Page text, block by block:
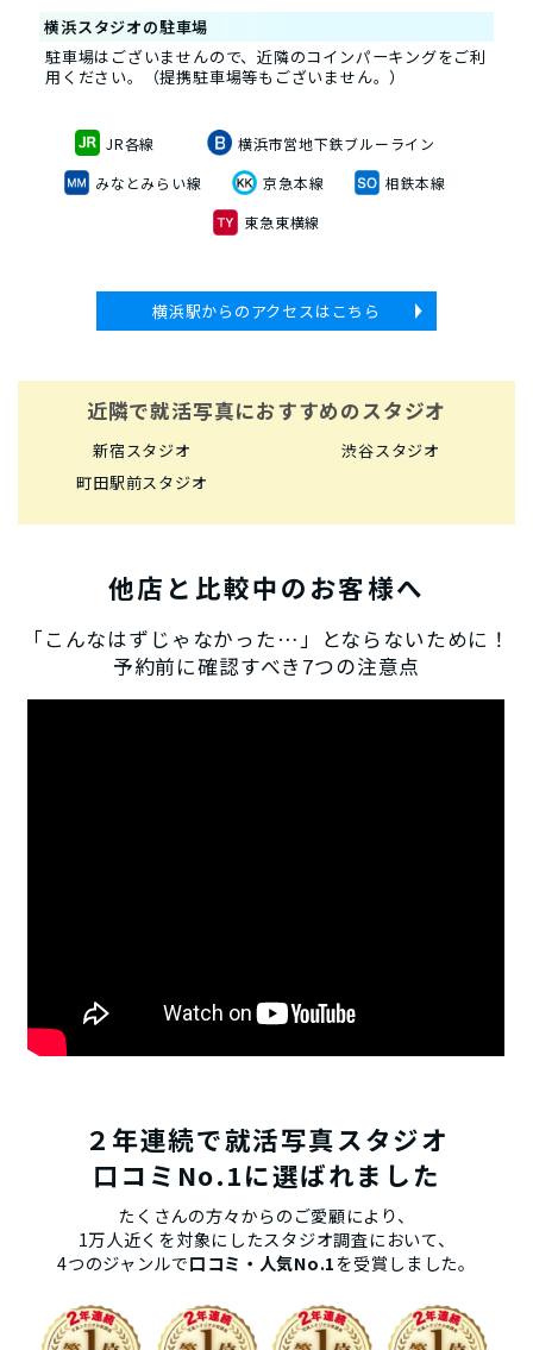
横浜スタジオの駐車場
駐車場はございませんので、近隣のコインパーキングをご利
用ください。（提携駐車場等もございません。）
JR各線
横浜市営地下鉄ブルーライン
みなとみらい線
京急本線
相鉄本線
東急東横線
横浜駅からのアクセスはこちら
近隣で就活写真におすすめのスタジオ
新宿スタジオ
渋谷スタジオ
町田駅前スタジオ
他店と比較中のお客様へ
「こんなはずじゃなかった…」とならないために！
予約前に確認すべき7つの注意点
２年連続で就活写真スタジオ
口コミNo.1に選ばれました
たくさんの方々からのご愛顧により、
1万人近くを対象にしたスタジオ調査において、
4つのジャンルで口コミ・人気No.1を受賞しました。